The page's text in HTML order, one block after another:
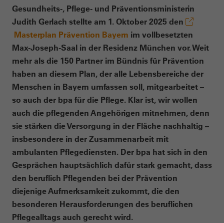
Gesundheits-, Pflege- und Präventionsministerin
Judith Gerlach stellte am 1. Oktober 2025 den
Masterplan Prävention Bayern im vollbesetzten
Max-Joseph-Saal in der Residenz München vor. Weit
mehr als die 150 Partner im Bündnis für Prävention
haben an diesem Plan, der alle Lebensbereiche der
Menschen in Bayern umfassen soll, mitgearbeitet –
so auch der bpa für die Pflege. Klar ist, wir wollen
auch die pflegenden Angehörigen mitnehmen, denn
sie stärken die Versorgung in der Fläche nachhaltig –
insbesondere in der Zusammenarbeit mit
ambulanten Pflegediensten. Der bpa hat sich in den
Gesprächen hauptsächlich dafür stark gemacht, dass
den beruflich Pflegenden bei der Prävention
diejenige Aufmerksamkeit zukommt, die den
besonderen Herausforderungen des beruflichen
Pflegealltags auch gerecht wird.